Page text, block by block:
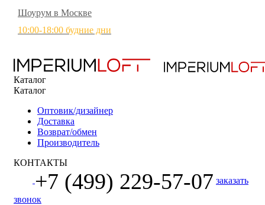
Шоурум в Москве
10:00-18:00 будние дни
Каталог
Каталог
Оптовик/дизайнер
Доставка
Возврат/обмен
Производитель
КОНТАКТЫ
+7 (499) 229-57-07 заказать
звонок